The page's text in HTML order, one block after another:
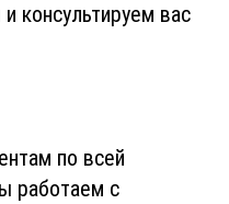
консультируем вас
по всей
работаем с